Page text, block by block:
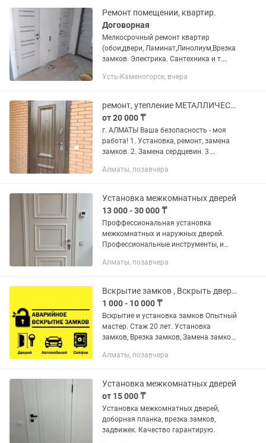
кулпын...
Ремонт помещении, квартир.
Договорная
Мелкосрочный ремонт квартир
(обои,двери, Ламинат,Линолиум,Врезка
замков. Электрика. Сантехника и т.
цены.Выезд/оценка бесплатно.
Усть-Каменогорск, вчера
ремонт, утепление МЕТАЛЛИЧЕСКИХ ДВЕРЕЙ
от 20 000 ₸
г. АЛМАТЫ Ваша безопасность - моя
работа! 1. Установка, ремонт, замена
замков. 2. Замена сердцевин. 3.
4. Защита от взлома - бронирование
Алматы, позавчера
Установка межкомнатных дверей
13 000 - 30 000 ₸
Проффессиональная установка
межкомнатных и наружных дверей.
Профессиональные инструменты, и
Аккуратно Углорез под любые градусы.
Алматы, позавчера
Вскрытие замков , Вскрыть дверь без повреждений Вскрыть сейф срочноо
1 000 - 10 000 ₸
Вскрытие и установка замков Опытный
мастер. Стаж 20 лет. Установка
замков, Врезка замков, Замена замков
задвижек глазков Ремонт замков
Алматы, позавчера
Установка межкомнатных дверей
от 15 000 ₸
Установка межкомнатных дверей,
доборная планка, врезка замков,
задвижек. Качество гарантирую.